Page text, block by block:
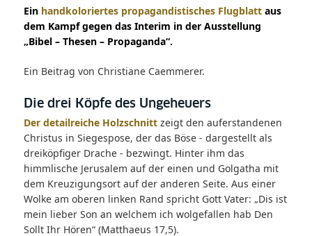
Einhandkoloriertes propagandistisches Flugblattaus
dem Kampf gegen das Interim in der Ausstellung
„Bibel – Thesen – Propaganda“.
Ein Beitrag von Christiane Caemmerer.
Die drei Köpfe des Ungeheuers
Der detailreiche Holzschnittzeigt den auferstandenen
Christus in Siegespose, der das Böse ‑ dargestellt als
dreiköpfiger Drache ‑ bezwingt. Hinter ihm das
himmlische Jerusalem auf der einen und Golgatha mit
dem Kreuzigungsort auf der anderen Seite. Aus einer
Wolke am oberen linken Rand spricht Gott Vater: „Dis ist
mein lieber Son an welchem ich wolgefallen hab Den
Sollt Ihr Hören“ (Matthaeus 17,5).